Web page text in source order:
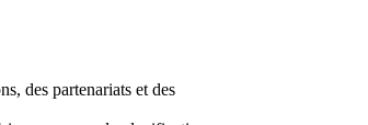
des partenariats et des